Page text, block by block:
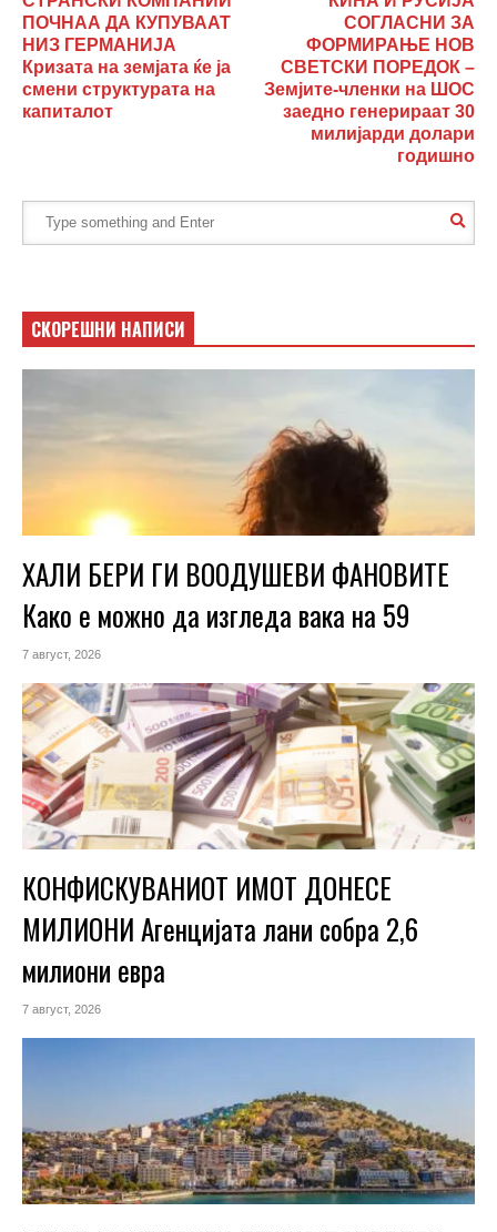
ПОЧНАА ДА КУПУВААТ
НИЗ ГЕРМАНИЈА
Кризата на земјата ќе ја
смени структурата на
капиталот
СОГЛАСНИ ЗА
ФОРМИРАЊЕ НОВ
СВЕТСКИ ПОРЕДОК –
Земјите-членки на ШОС
заедно генерираат 30
милијарди долари
годишно
СКОРЕШНИ НАПИСИ
ХАЛИ БЕРИ ГИ ВООДУШЕВИ ФАНОВИТЕ
Како е можно да изгледа вака на 59
7 август, 2026
КОНФИСКУВАНИОТ ИМОТ ДОНЕСЕ
МИЛИОНИ Агенцијата лани собра 2,6
милиони евра
7 август, 2026